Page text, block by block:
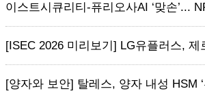
이스트시큐리티-퓨리오사AI ‘맞손’...
[ISEC 2026 미리보기] LG유플러스, 제
[양자와 보안] 탈레스, 양자 내성 HSM